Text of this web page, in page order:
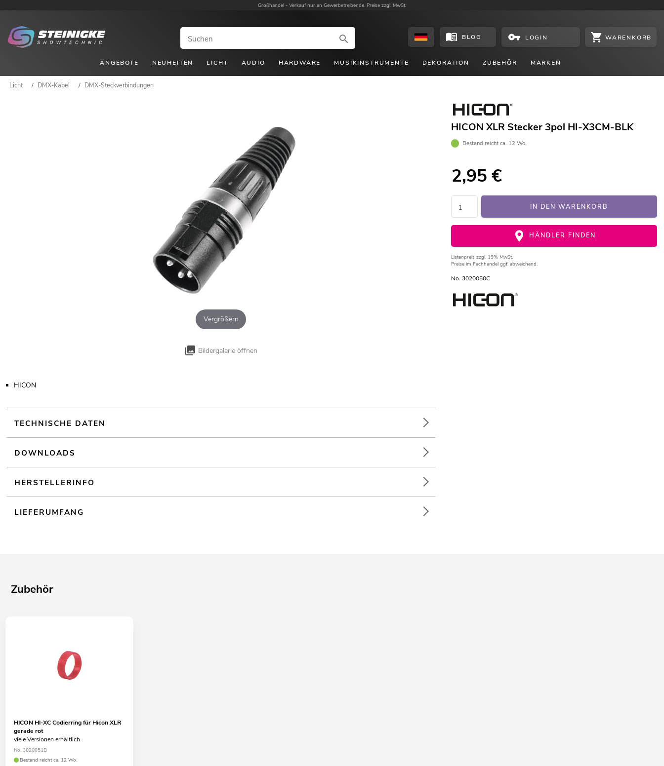
Großhandel - Verkauf nur an Gewerbetreibende. Preise zzgl. MwSt.
BLOG LOGIN WARENKORB
ANGEBOTE NEUHEITEN LICHT AUDIO HARDWARE MUSIKINSTRUMENTE DEKORATION ZUBEHÖR MARKEN
Licht / DMX-Kabel / DMX-Steckverbindungen
Vergrößern
Bildergalerie öffnen
HICON XLR Stecker 3pol HI-X3CM-BLK
Bestand reicht ca. 12 Wo.
2,95 €
IN DEN WARENKORB
HÄNDLER FINDEN
Listenpreis zzgl. 19% MwSt.
Preise im Fachhandel ggf. abweichend.
No. 3020050C
HICON
TECHNISCHE DATEN
DOWNLOADS
HERSTELLERINFO
LIEFERUMFANG
Zubehör
HICON HI-XC Codierring für Hicon XLR
gerade rot
viele Versionen erhältlich
No. 3020051B
Bestand reicht ca. 12 Wo.